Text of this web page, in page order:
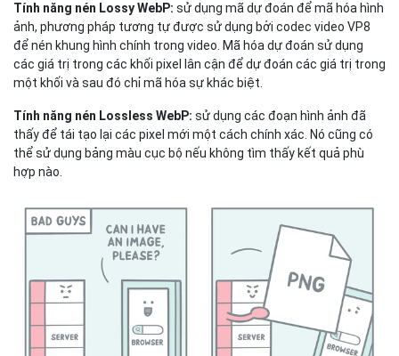
Tính năng nén Lossy WebP: sử dụng mã dự đoán để mã hóa hình
ảnh, phương pháp tương tự được sử dụng bởi codec video VP8
để nén khung hình chính trong video. Mã hóa dự đoán sử dụng
các giá trị trong các khối pixel lân cận để dự đoán các giá trị trong
một khối và sau đó chỉ mã hóa sự khác biệt.
Tính năng nén Lossless WebP: sử dụng các đoạn hình ảnh đã
thấy để tái tạo lại các pixel mới một cách chính xác. Nó cũng có
thể sử dụng bảng màu cục bộ nếu không tìm thấy kết quả phù
hợp nào.